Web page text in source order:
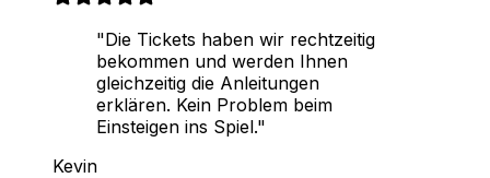
"Die Tickets haben wir rechtzeitig
bekommen und werden Ihnen
gleichzeitig die Anleitungen
erklären. Kein Problem beim
Einsteigen ins Spiel."
Kevin